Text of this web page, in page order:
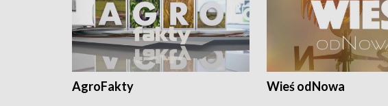
AgroFakty Wieś odNowa